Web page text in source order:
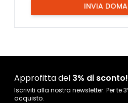
INVIA
Approfitta del 3% di sconto!
Iscriviti alla nostra newsletter. Per te
acquisto.